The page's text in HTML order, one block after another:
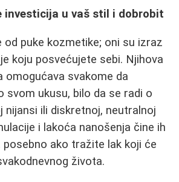
investicija u vaš stil i dobrobit
od puke kozmetike; oni su izraz
koju posvećujete sebi. Njihova
omogućava svakome da
svom ukusu, bilo da se radi o
nijansi ili diskretnoj, neutralnoj
i lakoća nanošenja čine ih
posebno ako tražite lak koji će
života.